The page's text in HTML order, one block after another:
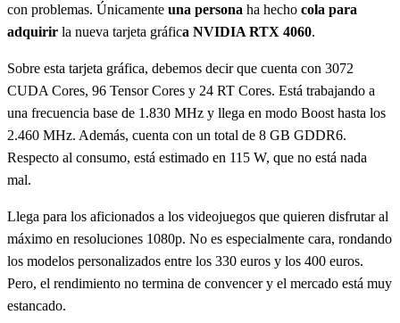
con problemas. Únicamente una persona ha hecho cola para
adquirir la nueva tarjeta gráfica NVIDIA RTX 4060.
Sobre esta tarjeta gráfica, debemos decir que cuenta con 3072
CUDA Cores, 96 Tensor Cores y 24 RT Cores. Está trabajando a
una frecuencia base de 1.830 MHz y llega en modo Boost hasta los
2.460 MHz. Además, cuenta con un total de 8 GB GDDR6.
Respecto al consumo, está estimado en 115 W, que no está nada
mal.
Llega para los aficionados a los videojuegos que quieren disfrutar al
máximo en resoluciones 1080p. No es especialmente cara, rondando
los modelos personalizados entre los 330 euros y los 400 euros.
Pero, el rendimiento no termina de convencer y el mercado está muy
estancado.